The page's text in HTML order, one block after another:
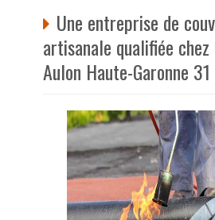
Une entreprise de
artisanale qualifiée
Aulon Haute-Garonne 31